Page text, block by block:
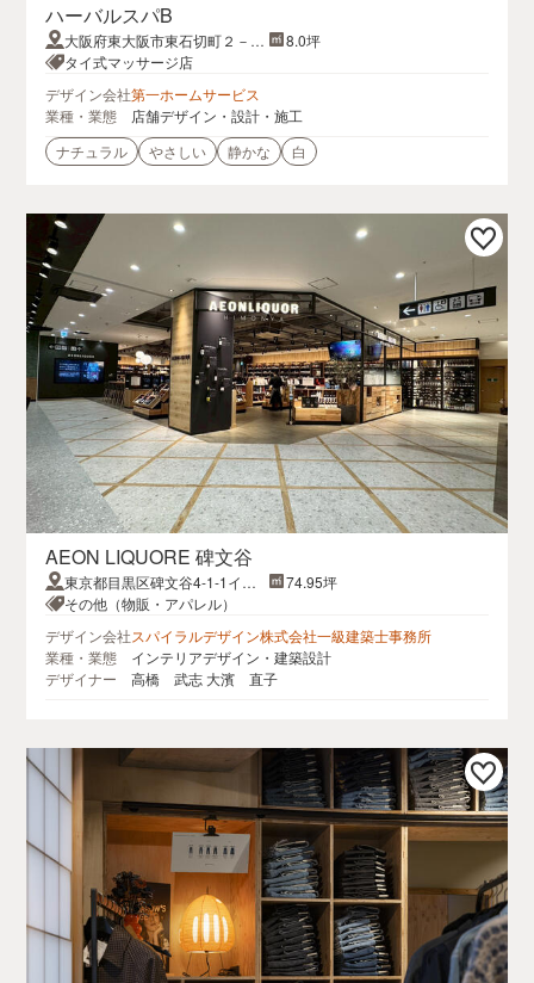
ハーバルスパB
大阪府東大阪市東石切町２－３
－３３すすやビル103
8.0坪
タイ式マッサージ店
デザイン会社第一ホームサービス
業種・業態
店舗デザイン・設計・施工
ナチュラル
やさしい 静かな 白
AEON LIQUORE 碑文谷
東京都目黒区碑文谷4-1-1イオ
ンスタイル碑文谷店2F
74.95坪
その他（物販・アパレル）
デザイン会社スパイラルデザイン株式会社一級建築士事務所
業種・業態
インテリアデザイン・建築設計
デザイナー
高橋 武志 大濱 直子